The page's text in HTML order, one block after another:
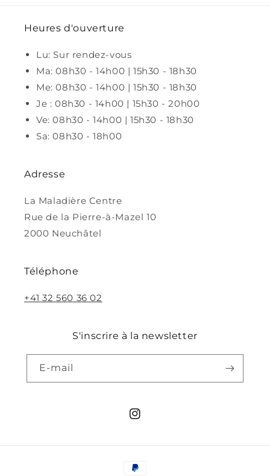
Heures d'ouverture
Lu: Sur rendez-vous
Ma: 08h30 - 14h00 | 15h30 - 18h30
Me: 08h30 - 14h00 | 15h30 - 18h30
Je : 08h30 - 14h00 | 15h30 - 20h00
Ve: 08h30 - 14h00 | 15h30 - 18h30
Sa: 08h30 - 18h00
Adresse
La Maladière Centre
Rue de la Pierre-à-Mazel 10
2000 Neuchâtel
Téléphone
+41 32 560 36 02
S'inscrire à la newsletter
E-mail
Instagram
Moyens